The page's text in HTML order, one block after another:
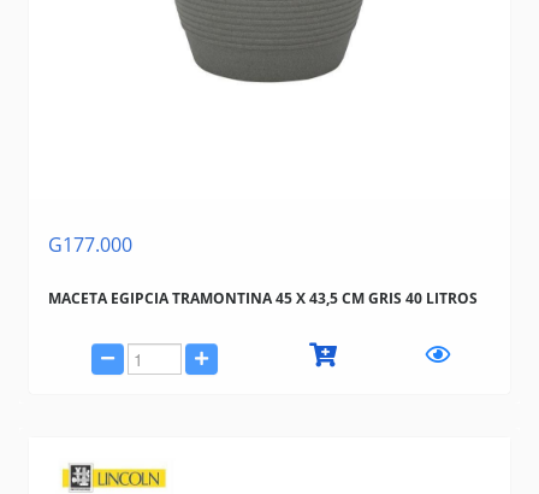
G177.000
MACETA EGIPCIA TRAMONTINA 45 X 43,5 CM GRIS 40 LITROS